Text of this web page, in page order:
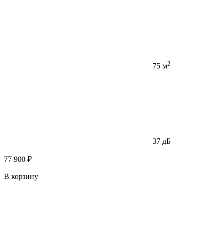
75 м2
37 дБ
77 900 ₽
В корзину